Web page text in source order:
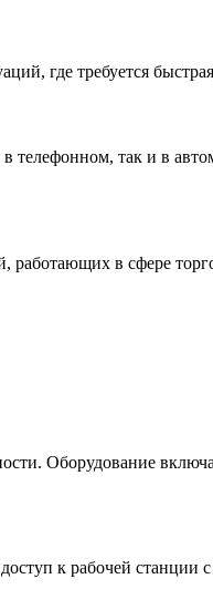
где требуется
телефонном, так и в
работающих в сфере
Оборудование
к рабочей станции